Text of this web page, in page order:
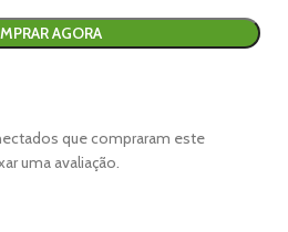
AGORA
que compraram este
uma avaliação.